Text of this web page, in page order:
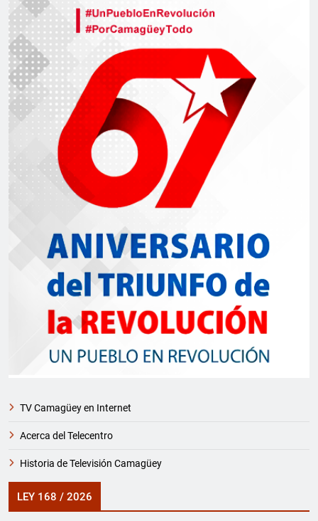
TV Camagüey en Internet
Acerca del Telecentro
Historia de Televisión Camagüey
LEY 168 / 2026